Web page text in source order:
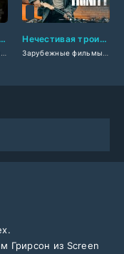
Фильмы лета 2024 года
Ночная сучка (2025)
/Зарубежные фильмы
Нечестивая троица (2025)
Грирсон из Screen